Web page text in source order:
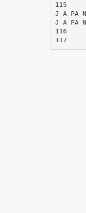
115
J A PA
J A PA
116